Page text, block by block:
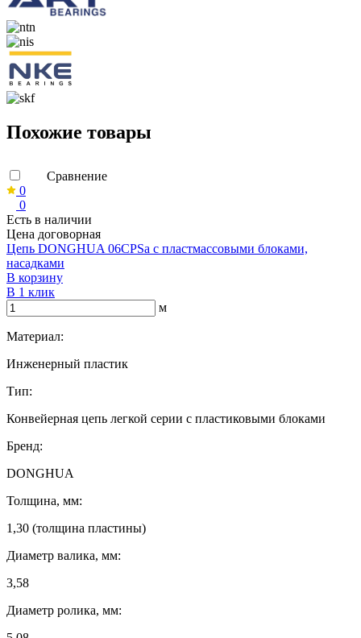
Похожие товары
Сравнение
0
0
Есть в наличии
Цена договорная
Цепь DONGHUA 06CPSa с пластмассовыми блоками,
насадками
В корзину
В 1 клик
м
Материал:
Инженерный пластик
Тип:
Конвейерная цепь легкой серии с пластиковыми блоками
Бренд:
DONGHUA
Толщина, мм:
1,30 (толщина пластины)
Диаметр валика, мм:
3,58
Диаметр ролика, мм: